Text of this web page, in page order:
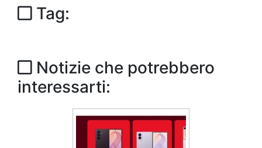
Tag:
Notizie che potrebbero
interessarti: